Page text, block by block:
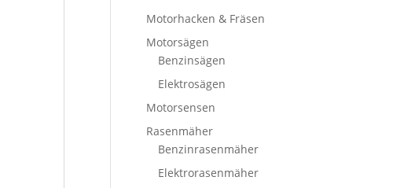
Motorhacken & Fräsen
Motorsägen
Benzinsägen
Elektrosägen
Motorsensen
Rasenmäher
Benzinrasenmäher
Elektrorasenmäher